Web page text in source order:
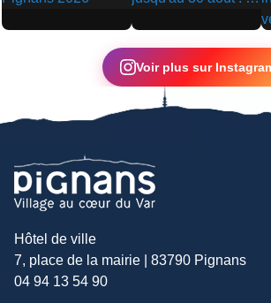
▶ ▶
Voir plus sur
Hôtel de ville
7, place de la mairie | 83790 Pignans
04 94 13 54 90